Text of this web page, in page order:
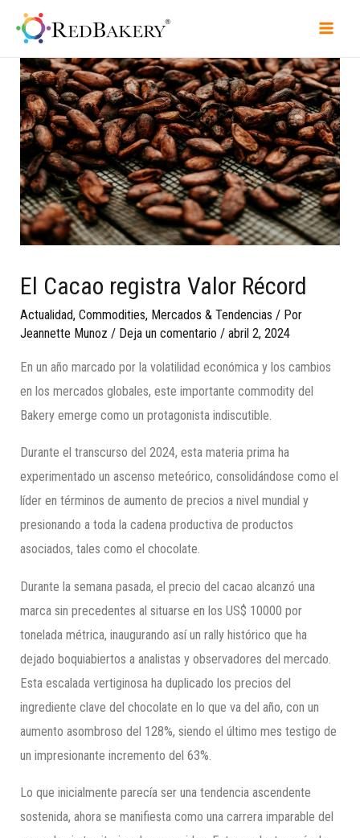
El Cacao registra Valor Récord
Actualidad,Commodities, Mercados & Tendencias / Por
Jeannette Munoz / Deja un comentario /abril 2, 2024
En un año marcado por la volatilidad económica y los cambios
en los mercados globales, este importante commodity del
Bakery emerge como un protagonista indiscutible.
Durante el transcurso del 2024, esta materia prima ha
experimentado un ascenso meteórico, consolidándose como el
líder en términos de aumento de precios a nivel mundial y
presionando a toda la cadena productiva de productos
asociados, tales como el chocolate.
Durante la semana pasada, el precio del cacao alcanzó una
marca sin precedentes al situarse en los US$ 10000 por
tonelada métrica, inaugurando así un rally histórico que ha
dejado boquiabiertos a analistas y observadores del mercado.
Esta escalada vertiginosa ha duplicado los precios del
ingrediente clave del chocolate en lo que va del año, con un
aumento asombroso del 128%, siendo el último mes testigo de
un impresionante incremento del 63%.
Lo que inicialmente parecía ser una tendencia ascendente
sostenida, ahora se manifiesta como una carrera imparable del